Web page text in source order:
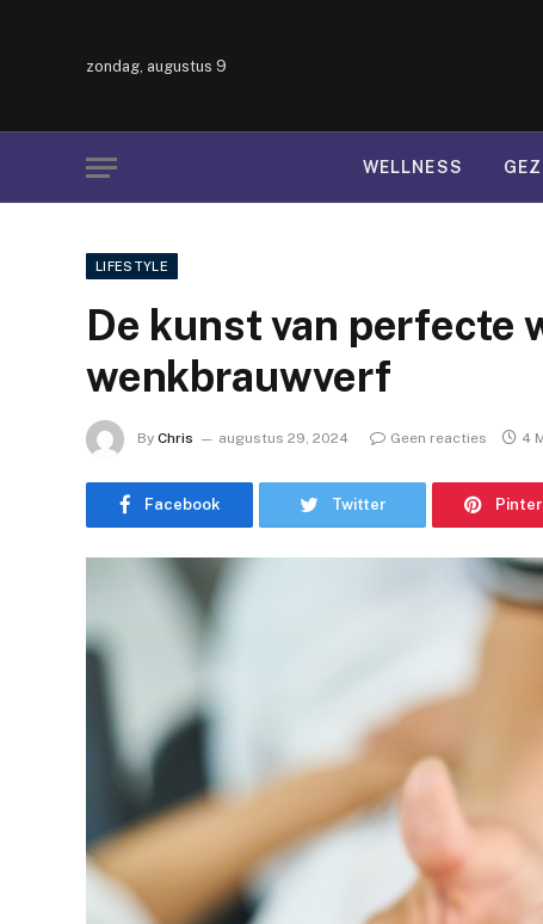
zondag, augustus 9
WELLNESS
LIFESTYLE
De kunst van perfecte
wenkbrauwverf
By Chris augustus 29, 2024 Geen reacties 4
Facebook Twitter